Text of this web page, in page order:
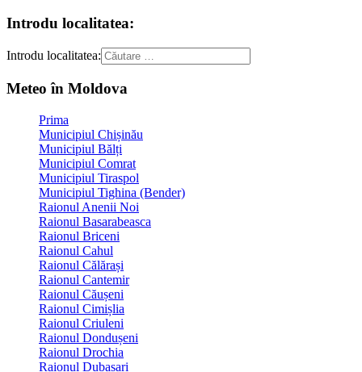
Introdu localitatea:
Introdu localitatea:
Meteo în Moldova
Prima
Municipiul Chișinău
Municipiul Bălți
Municipiul Comrat
Municipiul Tiraspol
Municipiul Tighina (Bender)
Raionul Anenii Noi
Raionul Basarabeasca
Raionul Briceni
Raionul Cahul
Raionul Călărași
Raionul Cantemir
Raionul Căușeni
Raionul Cimișlia
Raionul Criuleni
Raionul Dondușeni
Raionul Drochia
Raionul Dubasari